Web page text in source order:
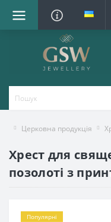
Церковна продукція
Хрест для
позолоті з
Популярні